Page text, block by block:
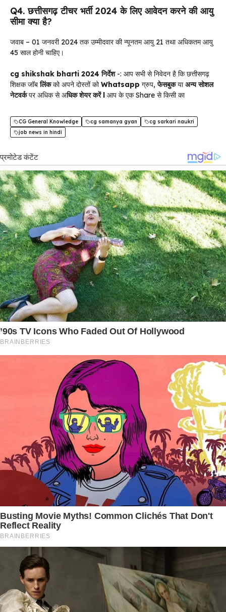
Q4. छत्तीसगढ़ टीचर भर्ती 2024 के लिए आवेदन करने की आयु
सीमा क्या है?
जवाब – 01 जनवरी 2024 तक उम्मीदवार की न्यूनतम आयु 21 तथा अधिकतम आयु
45 साल होनी चाहिए।
cg shikshak bharti 2024 निर्देश-: आप सभी से निवेदन है कि छत्तीसगढ़
शिक्षक जॉबलिंकको अपने दोस्तों कोWhatsapp ग्रुप,फेसबुकयाअन्य सोशल
नेटवर्कपर अधिक से अधिक शेयर करें l आप के एक Share से किसी का
CG General Knowledge cg samanya gyan
cg sarkari naukri
job news in hindi